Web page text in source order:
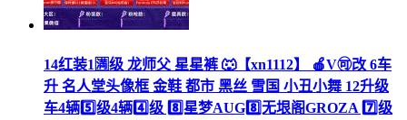
14红装1🈵级 龙师父 星星裤 🐺【xn1112】 🍎V🉑改 6车
升 名人堂头像框 金鞋 都市 黑丝 雪国 小丑小舞 12升级
车4辆5️⃣级4辆4️⃣级 8️⃣星梦AUG8️⃣无垠阁GROZA 7️⃣级